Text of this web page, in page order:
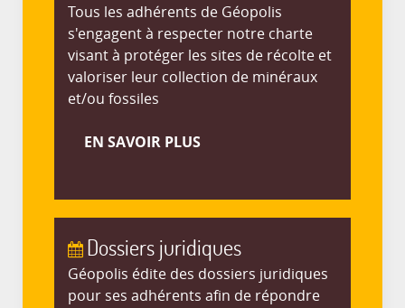
Tous les adhérents de Géopolis
s'engagent à respecter notre charte
visant à protéger les sites de récolte et
valoriser leur collection de minéraux
et/ou fossiles
EN SAVOIR PLUS
Dossiers juridiques
Géopolis édite des dossiers juridiques
pour ses adhérents afin de répondre